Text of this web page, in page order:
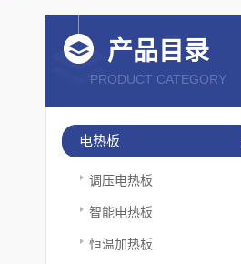
产品目录
PRODUCT CATEGORY
电热板
调压电热板
智能电热板
恒温加热板